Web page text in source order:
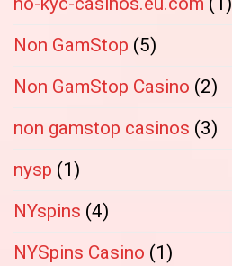
Non GamStop (5)
Non GamStop Casino (2)
non gamstop casinos (3)
nysp (1)
NYspins (4)
NYSpins Casino (1)